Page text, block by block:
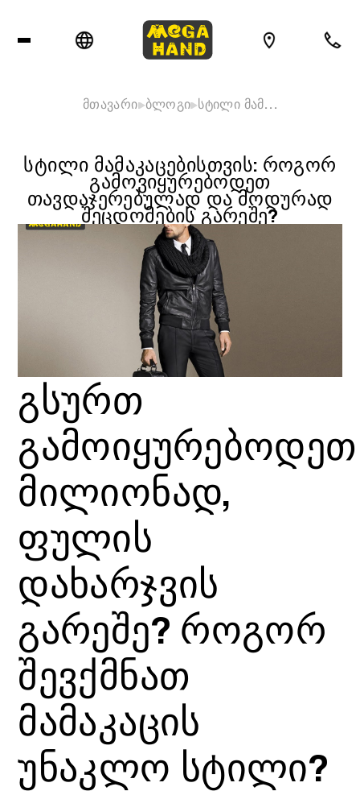
მთავარი ბლოგი სტილი მამ…
ᲡᲢᲘᲚᲘ ᲛᲐᲛᲐᲙᲐᲪᲔᲑᲘᲡᲗᲕᲘᲡ: ᲠᲝᲒᲝᲠ
ᲒᲐᲛᲝᲕᲘᲧᲣᲠᲔᲑᲝᲓᲔᲗ
ᲗᲐᲕᲓᲐᲯᲔᲠᲔᲑᲣᲚᲐᲓ ᲓᲐ ᲛᲝᲓᲣᲠᲐᲓ
ᲨᲔᲪᲓᲝᲛᲔᲑᲘᲡ ᲒᲐᲠᲔᲨᲔ?
გსურთ
გამოიყურებოდეთ
მილიონად,
ფულის
დახარჯვის
გარეშე? როგორ
შევქმნათ
მამაკაცის
უნაკლო სტილი?